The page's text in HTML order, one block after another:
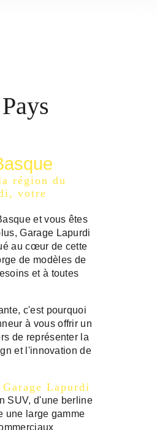
région du
votre
et vous êtes
Garage Lapurdi
au cœur de cette
de modèles de
et à toutes
c'est pourquoi
à vous offrir un
de représenter la
et l'innovation de
Lapurdi
SUV, d'une berline
une large gamme